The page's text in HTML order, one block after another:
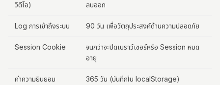
วิดีโอ)
ลบออก
Log การเข้าถึงระบบ 90 วัน เพื่อวัตถุประสงค์ด้านความปลอดภัย
Session Cookie
จนกว่าจะปิดเบราว์เซอร์หรือ Session หมด
อายุ
ค่าความยินยอม
365 วัน (บันทึกใน localStorage)